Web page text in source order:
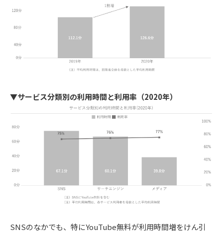
▼サービス分類別の利用時間と利用率（2020年）
SNSのなかでも、特にYouTube無料が利用時間増をけん引